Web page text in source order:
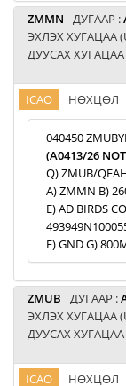
ZMMN ДУГААР :
ЭХЛЭХ ХУГАЦАА
ДУУСАХ ХУГАЦАА
ICAO НӨХЦӨЛ
040450
(A0413/26
Q) ZMUB/
A) ZMMN B)
E) AD BIRDS
F) GND G)
ZMUB ДУГААР :
ЭХЛЭХ ХУГАЦАА
ДУУСАХ ХУГАЦАА
ICAO НӨХЦӨЛ